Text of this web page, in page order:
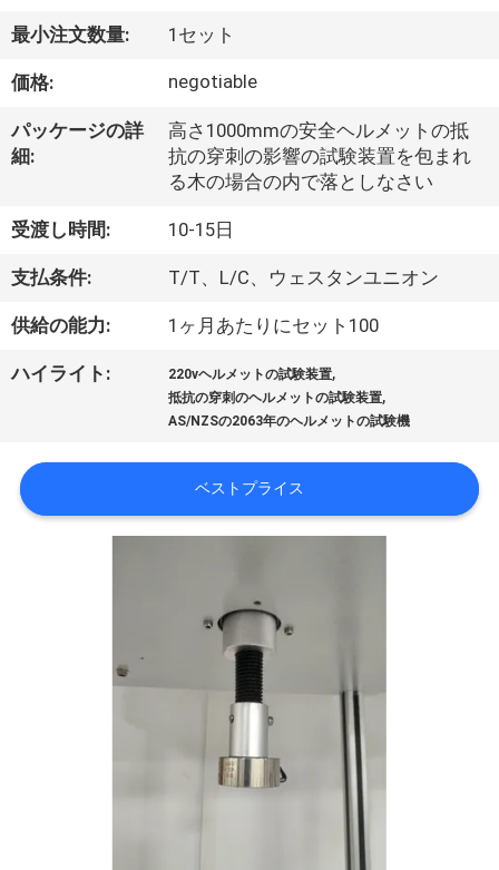
ビ
デ
達
に
つ
い
工
最小注文数量: 1セット
価格: negotiable
パッケージの詳
細:
高さ1000mmの安全ヘルメットの抵
抗の穿刺の影響の試験装置を包まれ
る木の場合の内で落としなさい
受渡し時間: 10-15日
支払条件: T/T、L/C、ウェスタンユニオン
供給の能力: 1ヶ月あたりにセット100
ハイライト: 220vヘルメットの試験装置,
抵抗の穿刺のヘルメットの試験装置,
AS/NZSの2063年のヘルメットの試験機
ベストプライス